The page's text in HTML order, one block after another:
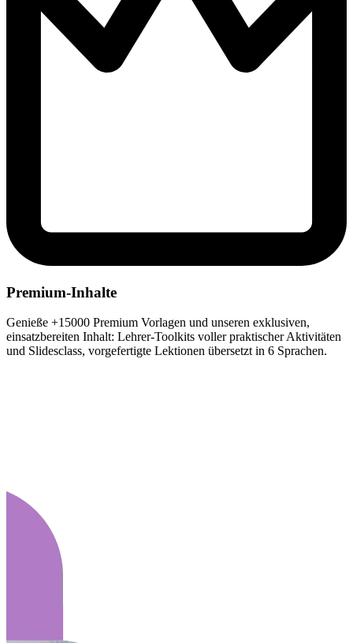
Premium-Inhalte
Genieße +15000 Premium Vorlagen und unseren exklusiven,
einsatzbereiten Inhalt: Lehrer-Toolkits voller praktischer Aktivitäten
und Slidesclass, vorgefertigte Lektionen übersetzt in 6 Sprachen.